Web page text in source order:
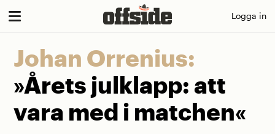
Skip
Logga in
Johan Orrenius:
»Årets julklapp: att
vara med i matchen«